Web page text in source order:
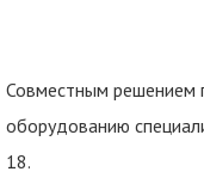
Совместным решением
оборудованию
18.